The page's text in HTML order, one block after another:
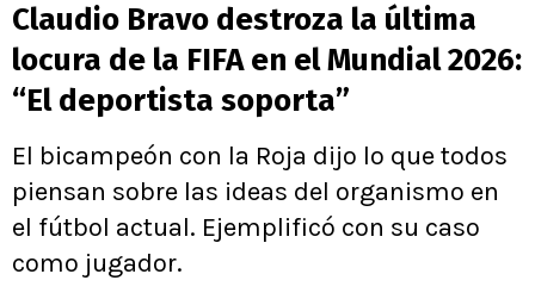
Claudio Bravo destroza la última
locura de la FIFA en el Mundial 2026:
“El deportista soporta”
El bicampeón con la Roja dijo lo que todos
piensan sobre las ideas del organismo en
el fútbol actual. Ejemplificó con su caso
como jugador.